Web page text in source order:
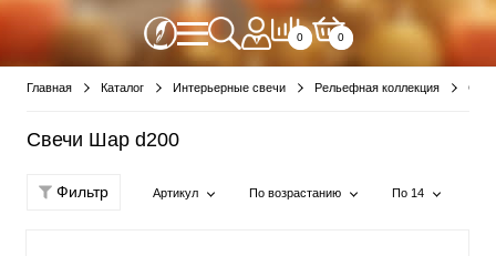
0 0
Главная Каталог Интерьерные свечи Рельефная коллекция
Свечи Шар d200
Фильтр Артикул По возрастанию По 14